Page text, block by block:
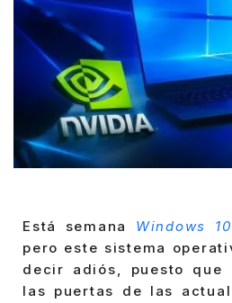
Está semana Windows
pero este sistema
decir adiós, puesto que
las puertas de las